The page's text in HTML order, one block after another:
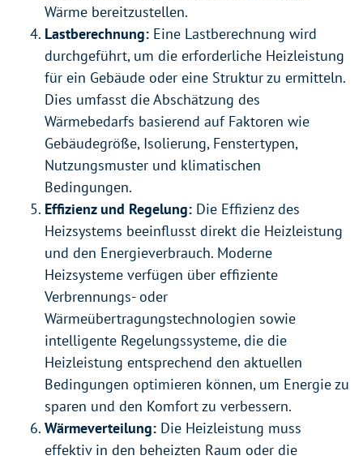
Wärme bereitzustellen.
Lastberechnung: Eine Lastberechnung wird
durchgeführt, um die erforderliche Heizleistung
für ein Gebäude oder eine Struktur zu ermitteln.
Dies umfasst die Abschätzung des
Wärmebedarfs basierend auf Faktoren wie
Gebäudegröße, Isolierung, Fenstertypen,
Nutzungsmuster und klimatischen
Bedingungen.
Effizienz und Regelung: Die Effizienz des
Heizsystems beeinflusst direkt die Heizleistung
und den Energieverbrauch. Moderne
Heizsysteme verfügen über effiziente
Verbrennungs- oder
Wärmeübertragungstechnologien sowie
intelligente Regelungssysteme, die die
Heizleistung entsprechend den aktuellen
Bedingungen optimieren können, um Energie zu
sparen und den Komfort zu verbessern.
Wärmeverteilung: Die Heizleistung muss
effektiv in den beheizten Raum oder die